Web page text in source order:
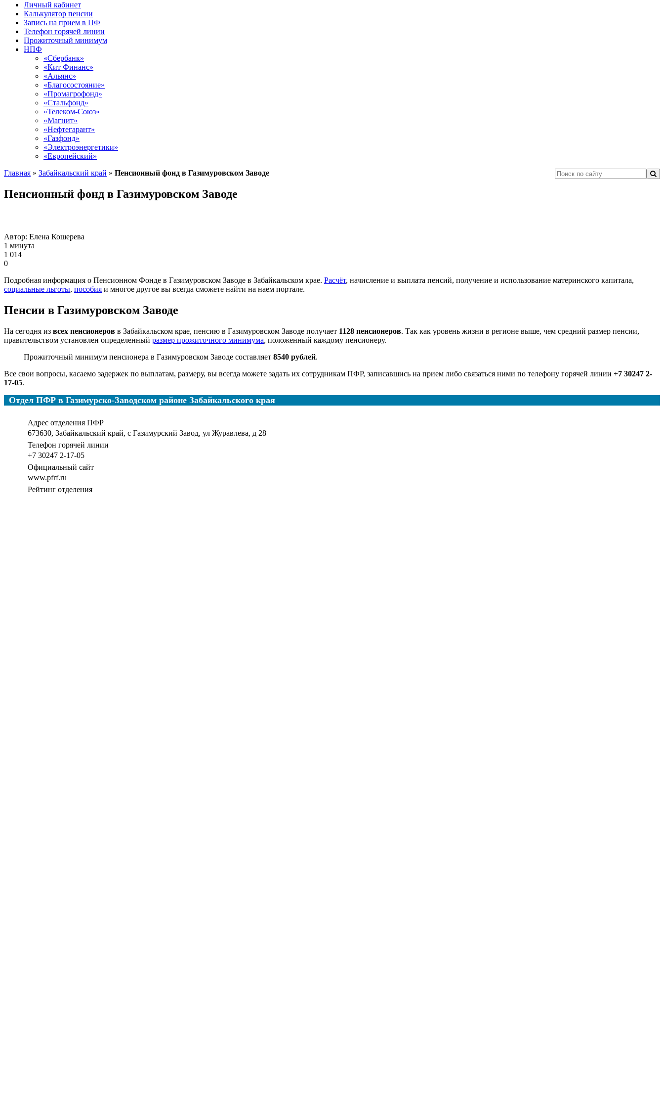
Личный кабинет
Калькулятор пенсии
Запись на прием в ПФ
Телефон горячей линии
Прожиточный минимум
НПФ
«Сбербанк»
«Кит Финанс»
«Альянс»
«Благосостояние»
«Промагрофонд»
«Стальфонд»
«Телеком-Союз»
«Магнит»
«Нефтегарант»
«Газфонд»
«Электроэнергетики»
«Европейский»
Главная » Забайкальский край » Пенсионный фонд в Газимуровском Заводе
Пенсионный фонд в Газимуровском Заводе
Автор: Елена Кошерева
1 минута
1 014
0
Подробная информация о Пенсионном Фонде в Газимуровском Заводе в Забайкальском крае. Расчёт, начисление и выплата пенсий, получение и использование материнского капитала,
социальные льготы, пособия и многое другое вы всегда сможете найти на наем портале.
Пенсии в Газимуровском Заводе
На сегодня из всех пенсионеров в Забайкальском крае, пенсию в Газимуровском Заводе получает 1128 пенсионеров. Так как уровень жизни в регионе выше, чем средний размер пенсии,
правительством установлен определенный размер прожиточного минимума, положенный каждому пенсионеру.
Прожиточный минимум пенсионера в Газимуровском Заводе составляет 8540 рублей.
Все свои вопросы, касаемо задержек по выплатам, размеру, вы всегда можете задать их сотрудникам ПФР, записавшись на прием либо связаться ними по телефону горячей линии +7 30247 2-
17-05.
Отдел ПФР в Газимурско-Заводском районе Забайкальского края
Адрес отделения ПФР
673630, Забайкальский край, с Газимурский Завод, ул Журавлева, д 28
Телефон горячей линии
+7 30247 2-17-05
Официальный сайт
www.pfrf.ru
Рейтинг отделения